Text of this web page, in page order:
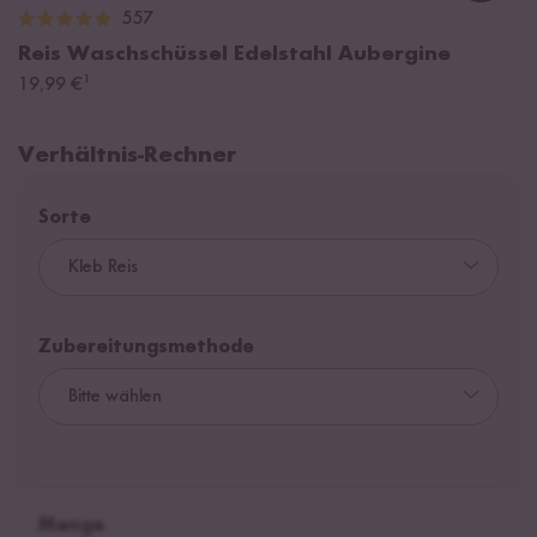
557
Reis Waschschüssel Edelstahl Aubergine
19,99 € ¹
Verhältnis-Rechner
Sorte
Zubereitungsmethode